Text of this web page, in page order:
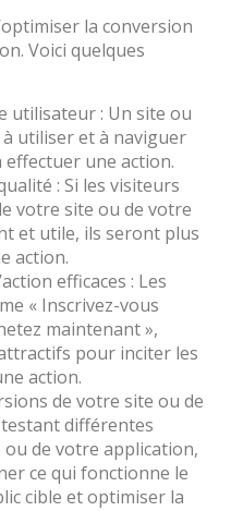
la conversion
Voici quelques
utilisateur : Un site ou
utiliser et à naviguer
une action.
: Si les visiteurs
votre site ou de votre
et utile, ils seront plus
action.
efficaces : Les
« Inscrivez-vous
maintenant »,
pour inciter les
action.
de votre site ou de
différentes
de votre application,
ce qui fonctionne le
cible et optimiser la